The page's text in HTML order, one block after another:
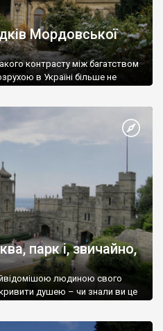
Мордовської
контрасту між багатством
в Україні більше не
парк і, звичайно,
людиною свого
душею – чи знали ви це